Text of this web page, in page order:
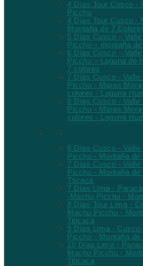
4 Días Tour Cusco -
Picchu
4 Días Tour Cusco -
Montaña de 7
5 Días Cusco –
Picchu – montaña
6 Días Cusco –
Picchu – Laguna de
7 colores
7 Días Cusco - Valle
Picchu - Maras
colores - Laguna
8 Días Cusco - Valle
Picchu - Maras
colores - Laguna
6 Días Cusco - Valle
Picchu - Montaña
7 Días Cusco - Valle
Picchu - Montaña
Tticaca
7 Días Lima -
-Machu Picchu -
8 Días Tour Lima -
Machu Picchu -
Titicaca
9 Días Lima - Cusco
Picchu - Montaña
10 Días Lima -
Machu Picchu -
Titicaca